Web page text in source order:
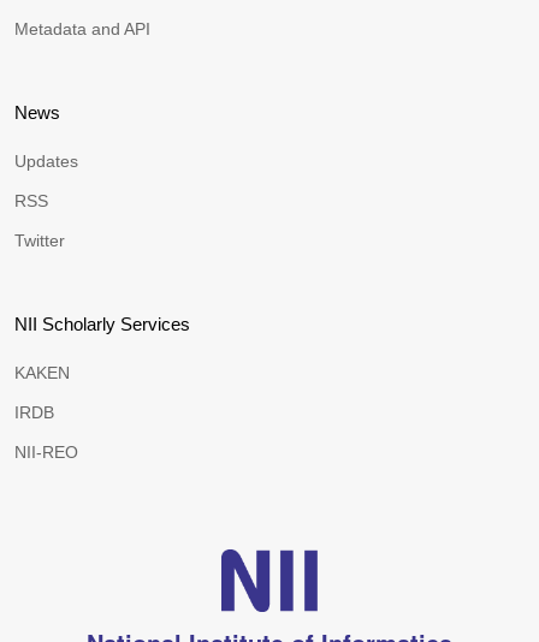
Metadata and API
News
Updates
RSS
Twitter
NII Scholarly Services
KAKEN
IRDB
NII-REO